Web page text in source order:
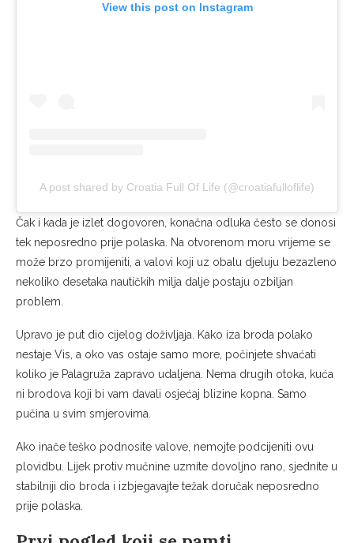
View this post on Instagram
A post shared by Croatia Full Of Life (@croatiafulloflife)
Čak i kada je izlet dogovoren, konačna odluka često se donosi
tek neposredno prije polaska. Na otvorenom moru vrijeme se
može brzo promijeniti, a valovi koji uz obalu djeluju bezazleno
nekoliko desetaka nautičkih milja dalje postaju ozbiljan
problem.
Upravo je put dio cijelog doživljaja. Kako iza broda polako
nestaje Vis, a oko vas ostaje samo more, počinjete shvaćati
koliko je Palagruža zapravo udaljena. Nema drugih otoka, kuća
ni brodova koji bi vam davali osjećaj blizine kopna. Samo
pučina u svim smjerovima.
Ako inače teško podnosite valove, nemojte podcijeniti ovu
plovidbu. Lijek protiv mučnine uzmite dovoljno rano, sjednite u
stabilniji dio broda i izbjegavajte težak doručak neposredno
prije polaska.